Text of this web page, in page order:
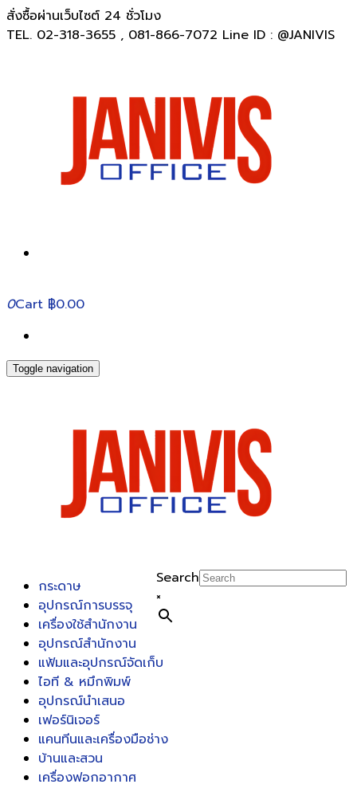
สั่งซื้อผ่านเว็บไซต์ 24 ชั่วโมง
TEL. 02-318-3655 , 081-866-7072 Line ID : @JANIVIS
0Cart ฿0.00
Toggle navigation
Search
×
กระดาษ
อุปกรณ์การบรรจุ
เครื่องใช้สำนักงาน
อุปกรณ์สำนักงาน
แฟ้มและอุปกรณ์จัดเก็บ
ไอที & หมึกพิมพ์
อุปกรณ์นำเสนอ
เฟอร์นิเจอร์
แคนทีนและเครื่องมือช่าง
บ้านและสวน
เครื่องฟอกอากาศ